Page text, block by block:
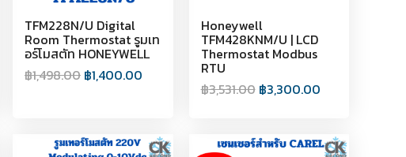
TFM228N/U Digital
Room Thermostat รูมเท
อร์โมสตัท HONEYWELL
฿1,498.00 ฿1,400.00
Honeywell
TFM428KNM/U | LCD
Thermostat Modbus
RTU
฿3,531.00 ฿3,300.00